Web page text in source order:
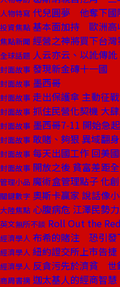
人物特寫 代兒圓夢 他奪下國
投資焦點 基本面加持 歐洲高
焦點新聞 經營之神將買下台灣
全球話題 人云亦云、以訛傳
封面故事 發現新金磚十一國
封面故事 墨西哥
封面故事 走出保護傘 主動征
封面故事 抓住民營化契機 大
封面故事 墨西哥7-11 開始急
封面故事 敢賭、夠狠 異域翻身
封面故事 每天出國工作 回美
封面故事 開放之後 貧富差距
管理小品 魔術盒管理點子 化
關鍵數字 奧斯卡贏家 說話像
大陸焦點 心腹病危 江澤民勢
英文無所不談 Roll Out the
經濟學人 布希的賭注 恐引發
經濟學人 紐約證交所上市告
經濟學人 反貪污先於濟貧 世
商周書摘 迦太基人的經商智慧